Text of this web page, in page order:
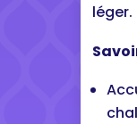
léger.